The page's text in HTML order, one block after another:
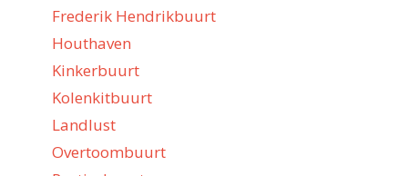
Frederik Hendrikbuurt
Houthaven
Kinkerbuurt
Kolenkitbuurt
Landlust
Overtoombuurt